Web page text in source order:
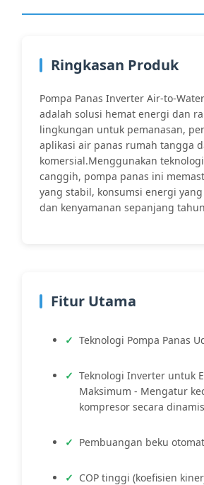
Ringkasan Produk
Pompa Panas Inverter Air-to-
adalah solusi hemat energi dan
lingkungan untuk pemanasan,
aplikasi air panas rumah tangga
komersial.Menggunakan
canggih, pompa panas ini
yang stabil, konsumsi energi
dan kenyamanan sepanjang
Fitur Utama
Teknologi Pompa Panas
Teknologi Inverter untuk
Maksimum - Mengatur
kompresor secara dinamis
Pembuangan beku
COP tinggi (koefisien